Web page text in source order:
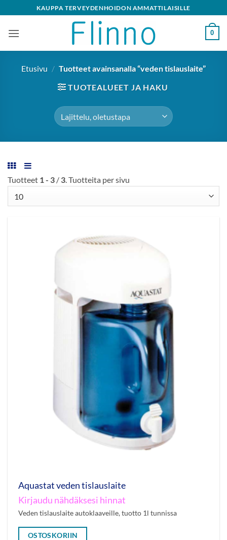
to
content
KAUPPA TERVEYDENHOIDON AMMATTILAISILLE
0
Etusivu / Tuotteet avainsanalla “veden tislauslaite”
TUOTEALUEET JA HAKU
Tuotteet 1 - 3 / 3. Tuotteita per sivu
Aquastat veden tislauslaite
Kirjaudu nähdäksesi hinnat
Veden tislauslaite autoklaaveille, tuotto 1l tunnissa
OSTOSKORIIN